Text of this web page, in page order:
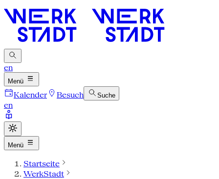
en
Menü
Kalender Besuch Suche
en
Menü
Startseite
WerkStadt